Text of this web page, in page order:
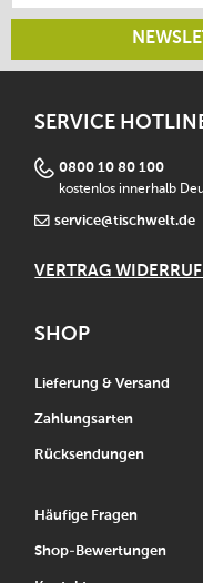
SERVICE
0800 10 80 100
kostenlos innerhalb
service@tischwelt.de
VERTRAG
SHOP
Lieferung & Versand
Zahlungsarten
Rücksendungen
Häufige Fragen
Shop-Bewertungen